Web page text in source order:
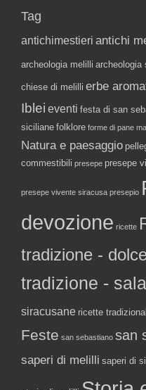
Tag
antichimestieri antichi
archeologia melilli archeologia
chiese di melilli erbe
Iblei eventi festa di san
siciliane folklore forme di pane
Natura e paesaggio
commestibili presepe presepe
presepe vivente siracusa presepio
devozione ricette
tradizione -
tradizione -
siracusane ricette
Feste san sebastiano san
saperi di melilli saperi di